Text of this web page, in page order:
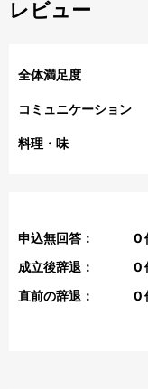
レビュー
全体満足度
コミュニケーション
料理・味
申込無回答： 0
成立後辞退：
0
直前の辞退：
0